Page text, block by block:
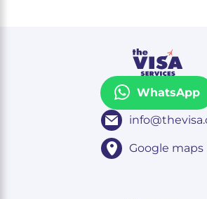
WhatsApp
Google maps